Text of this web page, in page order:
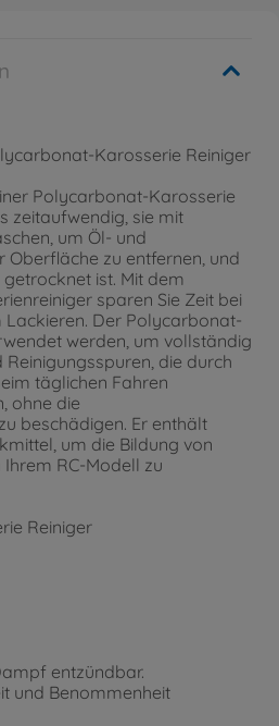
Karosserie Reiniger
Polycarbonat-Karosserie
zeitaufwendig, sie mit
um Öl- und
Oberfläche zu entfernen, und
ist. Mit dem
sparen Sie Zeit bei
Lackieren. Der Polycarbonat-
werden, um vollständig
die durch
täglichen Fahren
ohne die
beschädigen. Er enthält
um die Bildung von
RC-Modell zu
Reiniger
entzündbar.
und Benommenheit